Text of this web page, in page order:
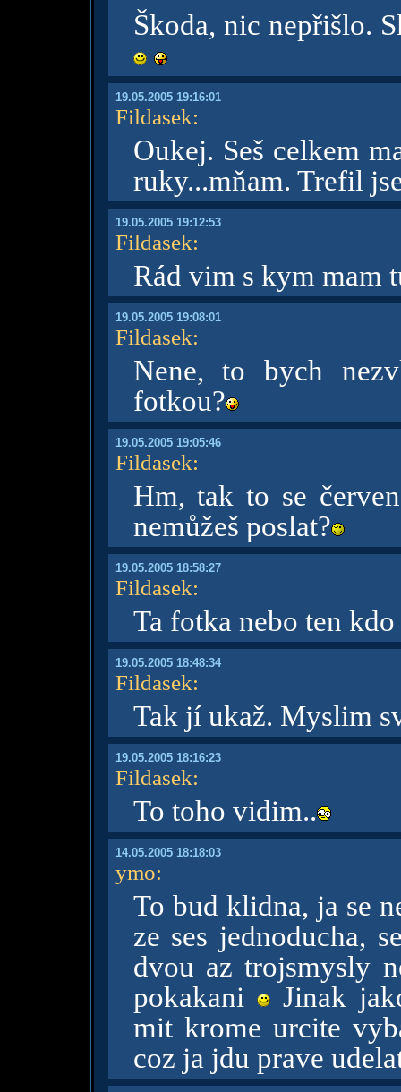
Škoda, nic nepřišlo.
19.05.2005 19:16:01
Fildasek:
Oukej. Seš celkem
ruky...mňam. Trefil
19.05.2005 19:12:53
Fildasek:
Rád vim s kym mam
19.05.2005 19:08:01
Fildasek:
Nene, to bych
fotkou?
19.05.2005 19:05:46
Fildasek:
Hm, tak to se
nemůžeš poslat?
19.05.2005 18:58:27
Fildasek:
Ta fotka nebo ten
19.05.2005 18:48:34
Fildasek:
Tak jí ukaž. Myslim
19.05.2005 18:16:23
Fildasek:
To toho vidim..
14.05.2005 18:18:03
ymo:
To bud klidna, ja se
ze ses jednoducha,
dvou az trojsmysly
pokakani
Jinak
mit krome urcite
coz ja jdu prave